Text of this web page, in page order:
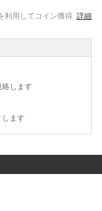
利用してコイン獲得 詳細
します
ます